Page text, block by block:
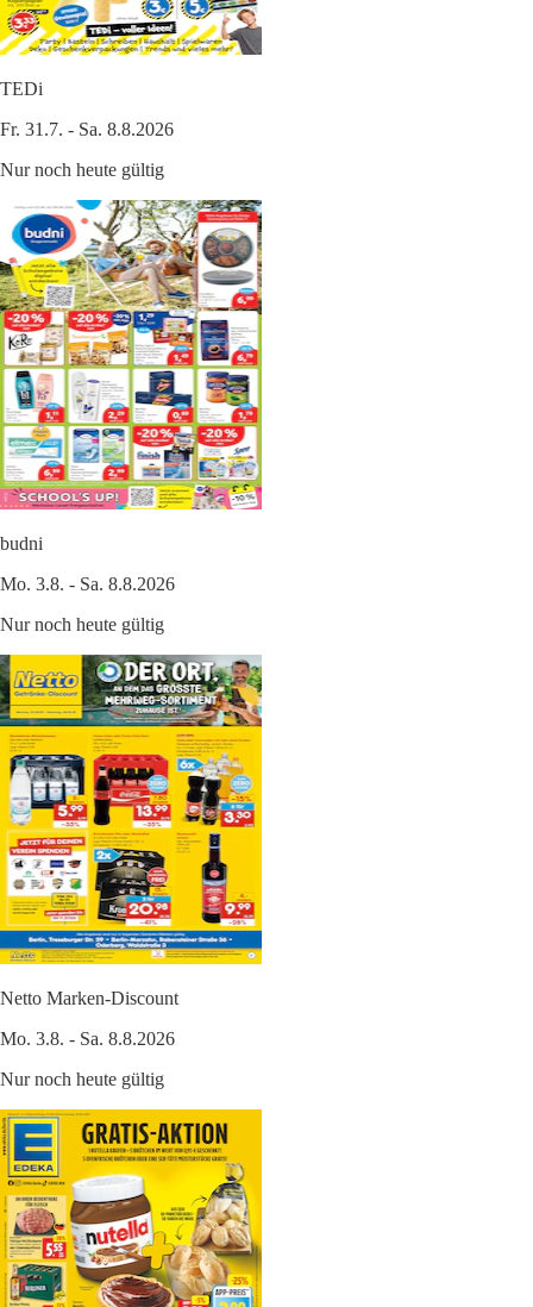
TEDi
Fr. 31.7. - Sa. 8.8.2026
Nur noch heute gültig
budni
Mo. 3.8. - Sa. 8.8.2026
Nur noch heute gültig
Netto Marken-Discount
Mo. 3.8. - Sa. 8.8.2026
Nur noch heute gültig